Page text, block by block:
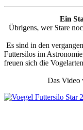
Ein
Übrigens, wer Stare
Es sind in den
Futtersilos im
freuen sich die
Das Video